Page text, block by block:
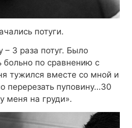
потуги.
– 3 раза потуг. Было
больно по сравнению с
тужился вместе со мной и
перерезать пуповину…30
меня на груди».